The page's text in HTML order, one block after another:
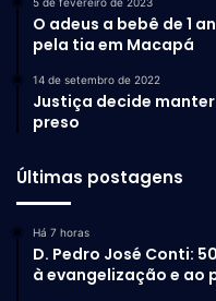
O adeus a bebê de 1
pela tia em Macapá
14 de setembro de 2022
Justiça decide
preso
Últimas postagens
Há 7 horas
D. Pedro José Conti:
à evangelização e ao